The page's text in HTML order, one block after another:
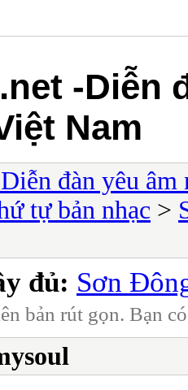
-Diễn
Nam
đàn yêu âm
tự bản nhạc >
đủ: Sơn
bản rút gọn. Bạn